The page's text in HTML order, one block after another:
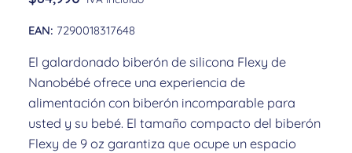
EAN: 7290018317648
El galardonado biberón de silicona Flexy de
Nanobébé ofrece una experiencia de
alimentación con biberón incomparable para
usted y su bebé. El tamaño compacto del biberón
Flexy de 9 oz garantiza que ocupe un espacio